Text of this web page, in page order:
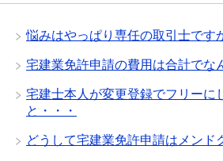
悩みはやっぱり専任の取引士です
宅建業免許申請の費用は合計でな
宅建士本人が変更登録でフリーに
と・・・
どうして宅建業免許申請はメンド